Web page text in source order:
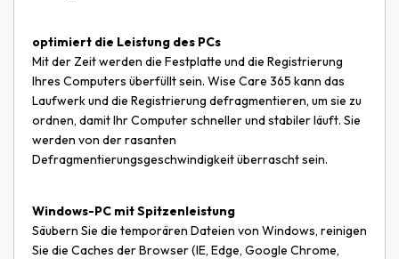
optimiert die Leistung des PCs
Mit der Zeit werden die Festplatte und die Registrierung
Ihres Computers überfüllt sein. Wise Care 365 kann das
Laufwerk und die Registrierung defragmentieren, um sie zu
ordnen, damit Ihr Computer schneller und stabiler läuft. Sie
werden von der rasanten
Defragmentierungsgeschwindigkeit überrascht sein.
Windows-PC mit Spitzenleistung
Säubern Sie die temporären Dateien von Windows, reinigen
Sie die Caches der Browser (IE, Edge, Google Chrome,